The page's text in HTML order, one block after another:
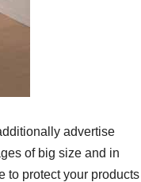
advertise
of big size and in
to protect your products